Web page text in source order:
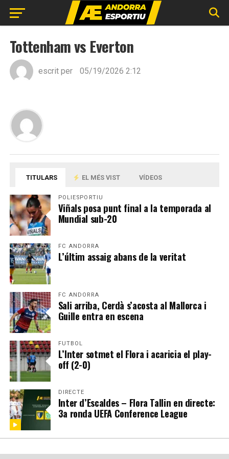
Tottenham vs Everton
escrit per 05/19/2026 2:12
TITULARS EL MÉS VIST VÍDEOS
POLIESPORTIU
Viñals posa punt final a la temporada al
Mundial sub-20
FC ANDORRA
L’últim assaig abans de la veritat
FC ANDORRA
Sali arriba, Cerdà s’acosta al Mallorca i
Guille entra en escena
FUTBOL
L’Inter sotmet el Flora i acaricia el play-
off (2-0)
DIRECTE
Inter d’Escaldes – Flora Tallin en directe:
3a ronda UEFA Conference League